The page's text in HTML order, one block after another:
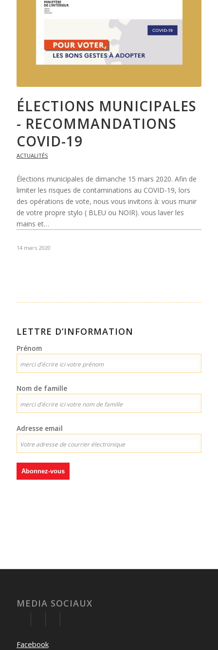
ÉLECTIONS MUNICIPALES
- RECOMMANDATIONS
COVID-19
ACTUALITÉS
Élections municipales de dimanche 15 mars 2020. Afin de
limiter les risques de contaminations au COVID-19, lors
des opérations de vote, nous vous invitons à: vous munir
de votre propre stylo ( BLEU ou NOIR). vous laver les
mains et…
14 mars 2020
LETTRE D’INFORMATION
Prénom
Nom de famille
Adresse email
MEDIA SOCIAUX
Facebook